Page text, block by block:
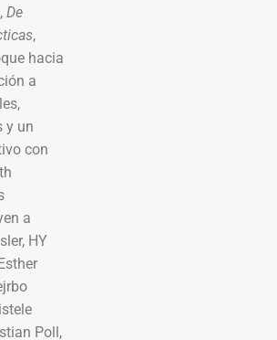
De
,
hacia
a
y un
con
a
HY
Poll,